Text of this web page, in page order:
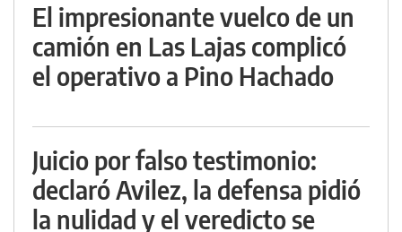
El impresionante vuelco de un
camión en Las Lajas complicó
el operativo a Pino Hachado
Juicio por falso testimonio:
declaró Avilez, la defensa pidió
la nulidad y el veredicto se